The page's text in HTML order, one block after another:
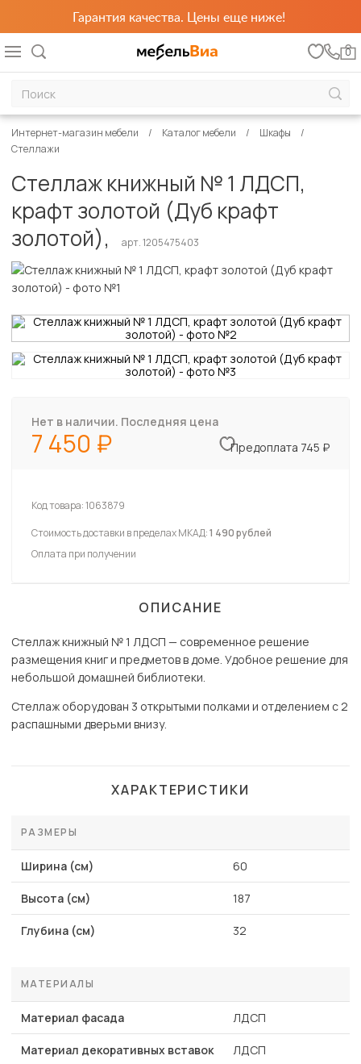
Гарантия качества. Цены еще ниже!
0
Интернет-магазин мебели Каталог мебели
Шкафы
Стеллажи
Стеллаж книжный № 1 ЛДСП,
крафт золотой (Дуб крафт
золотой),
арт. 1205475403
Нет в наличии. Последняя цена
7 450 Предоплата 745 ₽
Код товара:1063879
Стоимость доставки в пределах МКАД:1 490 рублей
Оплата при получении
ОПИСАНИЕ
Стеллаж книжный № 1 ЛДСП — современное решение
размещения книг и предметов в доме. Удобное решение для
небольшой домашней библиотеки.
Стеллаж оборудован 3 открытыми полками и отделением с 2
распашными дверьми внизу.
ХАРАКТЕРИСТИКИ
РАЗМЕРЫ
Ширина (см) 60
Высота (см) 187
Глубина (см) 32
МАТЕРИАЛЫ
Материал фасада ЛДСП
Материал декоративных вставок ЛДСП